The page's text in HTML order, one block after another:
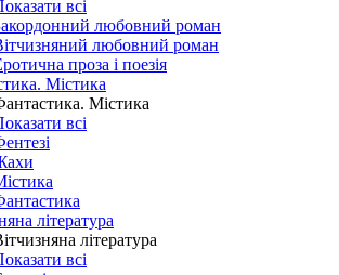
всі
любовний роман
любовний роман
проза і поезія
Містика
Містика
всі
література
література
всі